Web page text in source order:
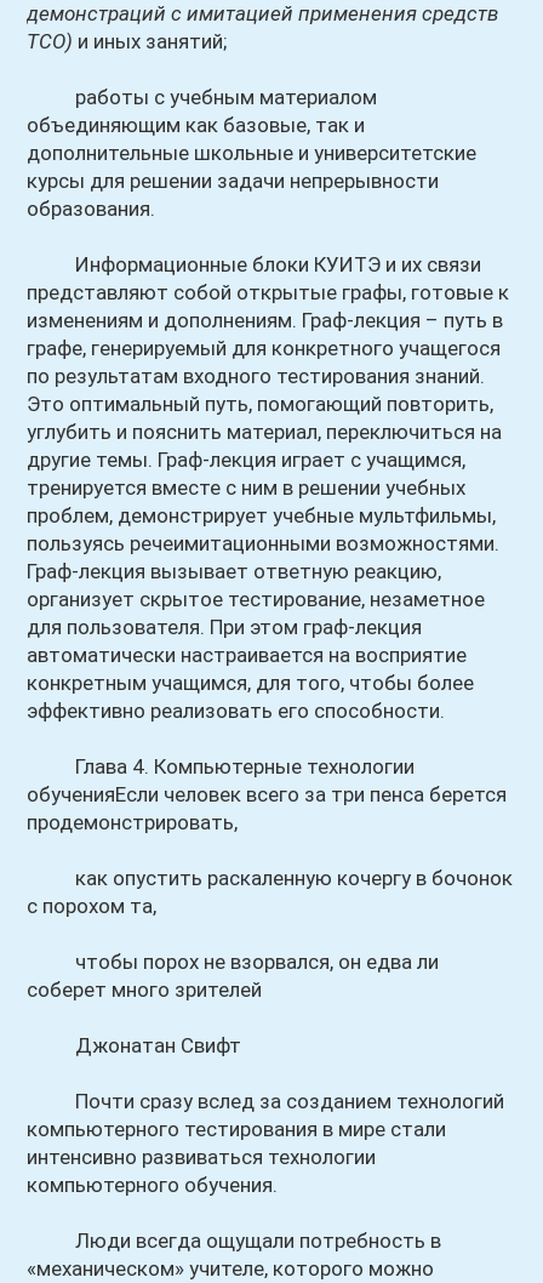
демонстраций с имитацией применения средств
ТСО) и иных занятий;
работы с учебным материалом
объединяющим как базовые, так и
дополнительные школьные и университетские
курсы для решении задачи непрерывности
образования.
Информационные блоки КУИТЭ и их связи
представляют собой открытые графы, готовые к
изменениям и дополнениям. Граф-лекция – путь в
графе, генерируемый для конкретного учащегося
по результатам входного тестирования знаний.
Это оптимальный путь, помогающий повторить,
углубить и пояснить материал, переключиться на
другие темы. Граф-лекция играет с учащимся,
тренируется вместе с ним в решении учебных
проблем, демонстрирует учебные мультфильмы,
пользуясь речеимитационными возможностями.
Граф-лекция вызывает ответную реакцию,
организует скрытое тестирование, незаметное
для пользователя. При этом граф-лекция
автоматически настраивается на восприятие
конкретным учащимся, для того, чтобы более
эффективно реализовать его способности.
Глава 4. Компьютерные технологии
обученияЕсли человек всего за три пенса берется
продемонстрировать,
как опустить раскаленную кочергу в бочонок
с порохом та,
чтобы порох не взорвался, он едва ли
соберет много зрителей
Джонатан Свифт
Почти сразу вслед за созданием технологий
компьютерного тестирования в мире стали
интенсивно развиваться технологии
компьютерного обучения.
Люди всегда ощущали потребность в
«механическом» учителе, которого можно